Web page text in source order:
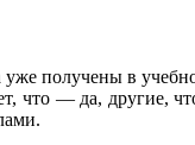
уже получены в
что — да, другие,